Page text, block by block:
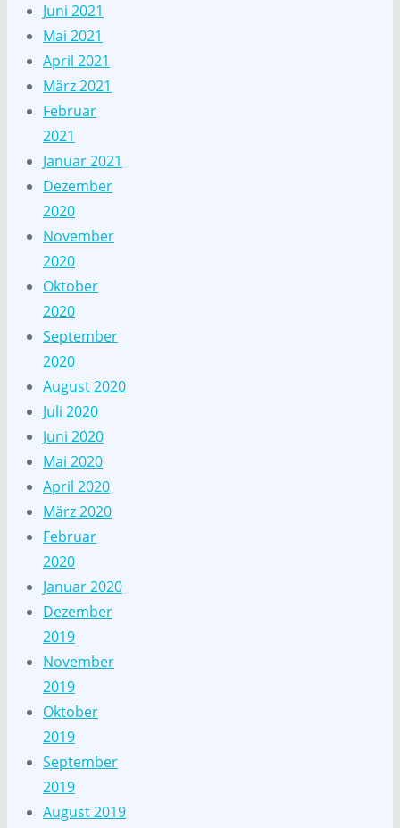
Juni 2021
Mai 2021
April 2021
März 2021
Februar
2021
Januar 2021
Dezember
2020
November
2020
Oktober
2020
September
2020
August 2020
Juli 2020
Juni 2020
Mai 2020
April 2020
März 2020
Februar
2020
Januar 2020
Dezember
2019
November
2019
Oktober
2019
September
2019
August 2019